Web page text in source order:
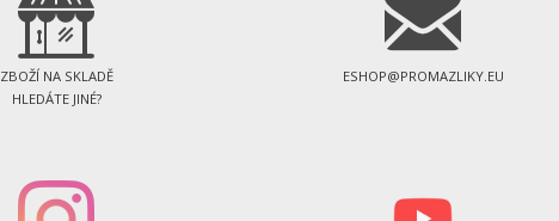
ZBOŽÍ NA SKLADĚ
HLEDÁTE JINÉ?
ESHOP@PROMAZLIKY.EU